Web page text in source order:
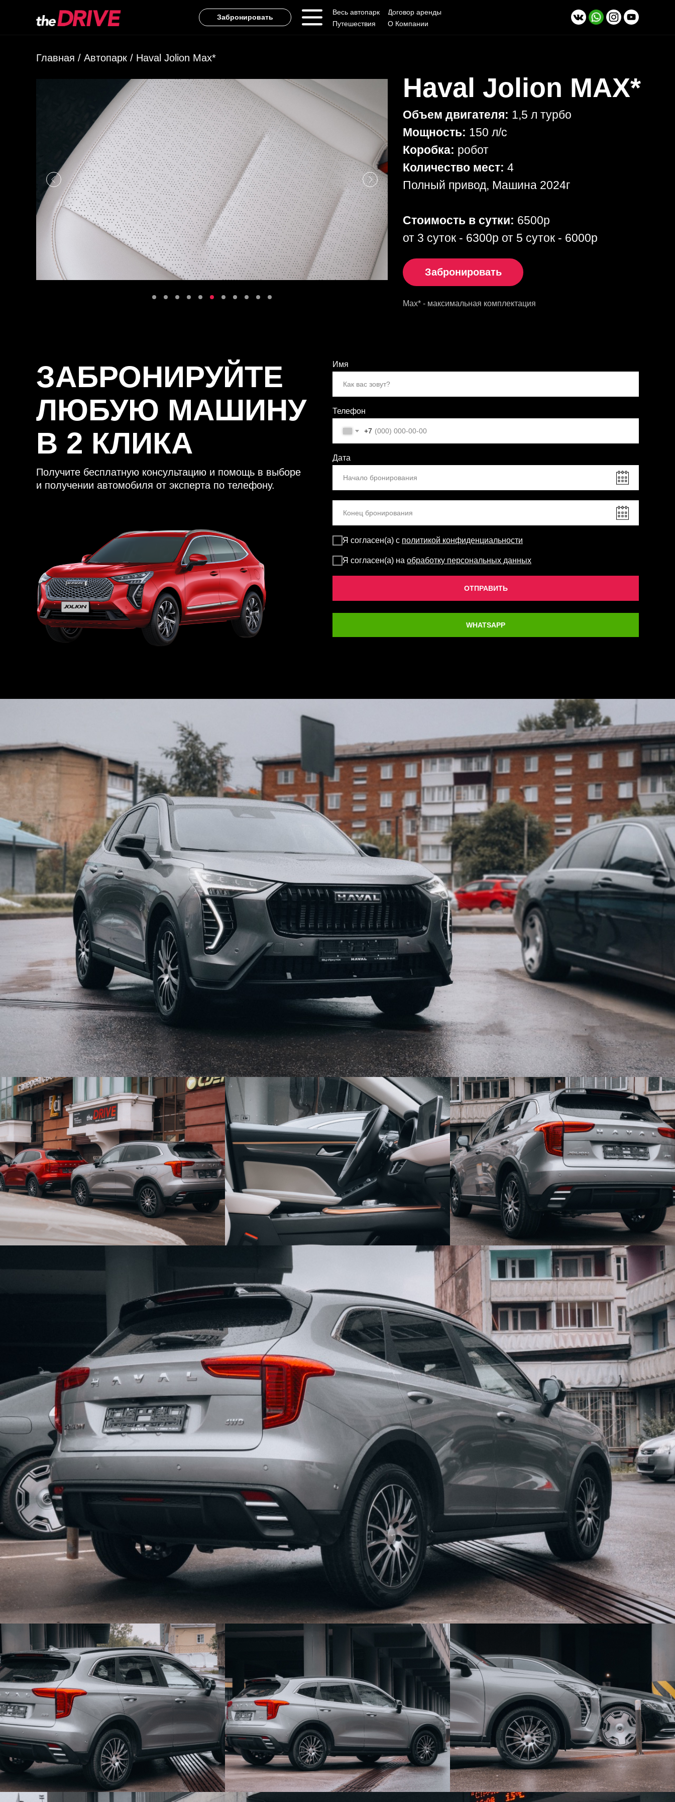
Весь автопарк
Забронировать
Путешествия
Договор аренды
О Компании
Haval Jolion MAX*
Объем двигателя: 1,5 л турбо
Мощность: 150 л/с
Коробка: робот
Количество мест: 4
Полный привод, Машина 2024г
Стоимость в сутки: 6500р
от 3 суток - 6300р от 5 суток - 6000р
Забронировать
Главная / Автопарк / Haval Jolion Max*
Max* - максимальная комплектация
ЗАБРОНИРУЙТЕ
ЛЮБУЮ МАШИНУ
В 2 КЛИКА
Получите бесплатную консультацию и помощь в выборе
и получении автомобиля от эксперта по телефону.
WHATSAPP
Имя
Телефон
+7
Дата
Я согласен(а) с политикой конфиденциальности
Я согласен(а) на обработку персональных данных
ОТПРАВИТЬ